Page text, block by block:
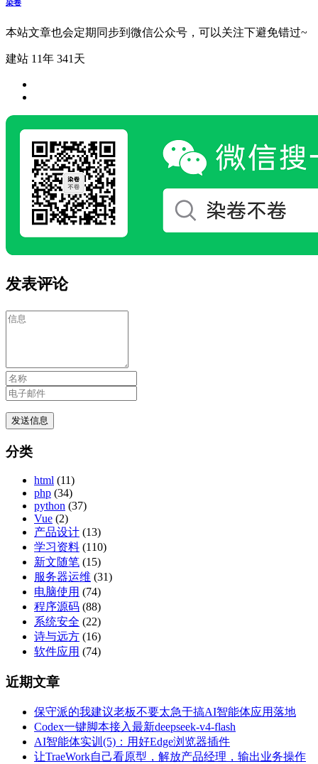
染卷
本站文章也会定期同步到微信公众号，可以关注下避免错过~
建站 11年 341天
发表评论
分类
html (11)
php (34)
python (37)
Vue (2)
产品设计 (13)
学习资料 (110)
新文随笔 (15)
服务器运维 (31)
电脑使用 (74)
程序源码 (88)
系统安全 (22)
诗与远方 (16)
软件应用 (74)
近期文章
保守派的我建议老板不要太急于搞AI智能体应用落地
Codex一键脚本接入最新deepseek-v4-flash
AI智能体实训(5)：用好Edge浏览器插件
让TraeWork自己看原型，解放产品经理，输出业务操作